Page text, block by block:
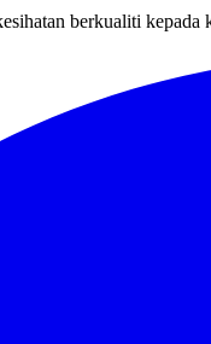
berkualiti kepada